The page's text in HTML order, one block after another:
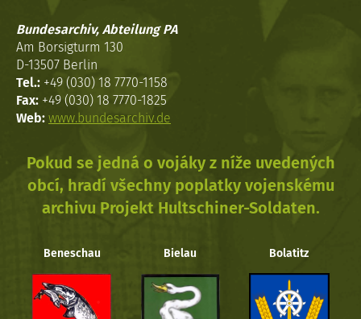
Bundesarchiv, Abteilung PA
Am Borsigturm 130
D-13507 Berlin
Tel.: +49 (030) 18 7770-1158
Fax: +49 (030) 18 7770-1825
Web: www.bundesarchiv.de
Pokud se jedná o vojáky z níže uvedených
obcí, hradí všechny poplatky vojenskému
archivu Projekt Hultschiner-Soldaten.
Beneschau Bielau Bolatitz